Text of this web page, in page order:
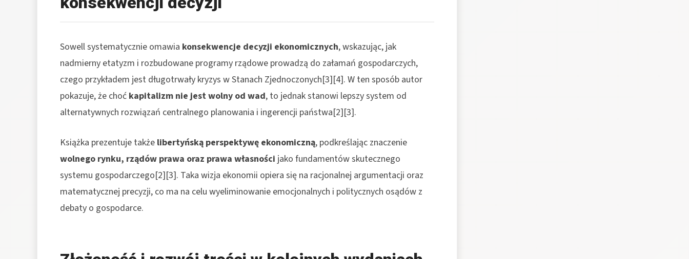
Sowell systematycznie omawia konsekwencje decyzji ekonomicznych, wskazując, jak
nadmierny etatyzm i rozbudowane programy rządowe prowadzą do załamań gospodarczych,
czego przykładem jest długotrwały kryzys w Stanach Zjednoczonych[3][4]. W ten sposób autor
pokazuje, że choć kapitalizm nie jest wolny od wad, to jednak stanowi lepszy system od
alternatywnych rozwiązań centralnego planowania i ingerencji państwa[2][3].
Książka prezentuje także libertyńską perspektywę ekonomiczną, podkreślając znaczenie
wolnego rynku, rządów prawa oraz prawa własności jako fundamentów skutecznego
systemu gospodarczego[2][3]. Taka wizja ekonomii opiera się na racjonalnej argumentacji oraz
matematycznej precyzji, co ma na celu wyeliminowanie emocjonalnych i politycznych osądów z
debaty o gospodarce.